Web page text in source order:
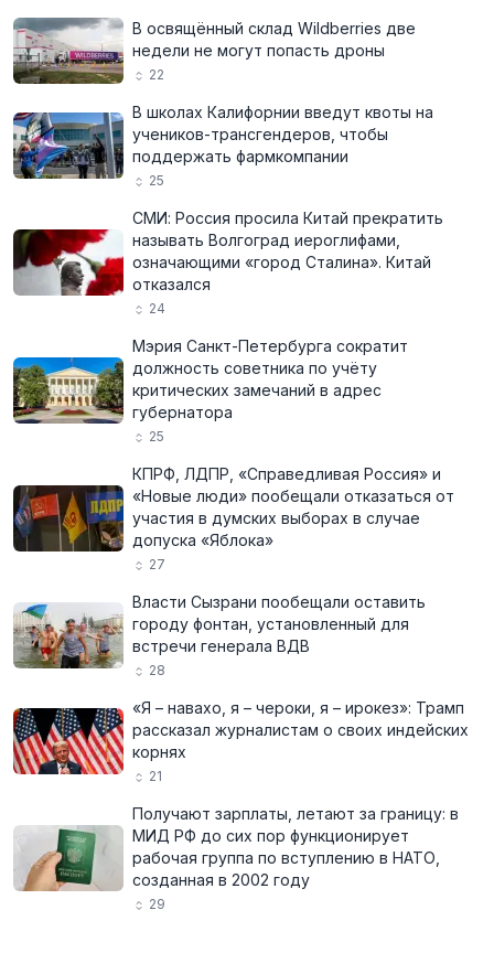
В освящённый склад Wildberries две
недели не могут попасть дроны
22
В школах Калифорнии введут квоты на
учеников-трансгендеров, чтобы
поддержать фармкомпании
25
СМИ: Россия просила Китай прекратить
называть Волгоград иероглифами,
означающими «город Сталина». Китай
отказался
24
Мэрия Санкт-Петербурга сократит
должность советника по учёту
критических замечаний в адрес
губернатора
25
КПРФ, ЛДПР, «Справедливая Россия» и
«Новые люди» пообещали отказаться от
участия в думских выборах в случае
допуска «Яблока»
27
Власти Сызрани пообещали оставить
городу фонтан, установленный для
встречи генерала ВДВ
28
«Я – навахо, я – чероки, я – ирокез»: Трамп
рассказал журналистам о своих индейских
корнях
21
Получают зарплаты, летают за границу: в
МИД РФ до сих пор функционирует
рабочая группа по вступлению в НАТО,
созданная в 2002 году
29